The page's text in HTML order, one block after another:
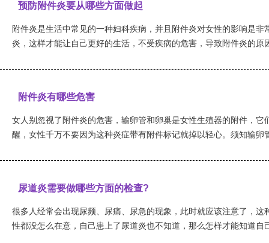
预防附件炎要从哪些方面做起
附件炎是生活中常见的一种妇科疾病，并且附件炎对女性的影响是
炎，这样才能让自己更好的生活，不受疾病的危害，导致附件炎的原
附件炎有哪些危害
女人别忽视了附件炎的危害，输卵管和卵巢是女性生殖器的附件，它
醒，女性千万不要因为这种炎症带有附件标记就掉以轻心。须知输卵
尿道炎需要做哪些方面的检查?
很多人经常会出现尿频、尿痛、尿急的现象，此时就应该注意了，这
性都没怎么在意，自己患上了尿道炎也不知道，那么怎样才能知道自